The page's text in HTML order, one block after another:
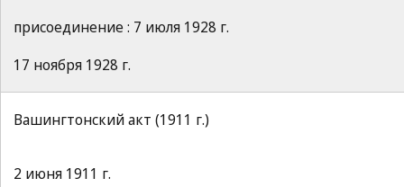
присоединение : 7 июля 1928 г.
17 ноября 1928 г.
Вашингтонский акт (1911 г.)
2 июня 1911 г.